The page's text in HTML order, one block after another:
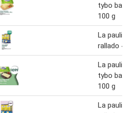
tybo
100 g
La
rallado
La
tybo
100 g
La